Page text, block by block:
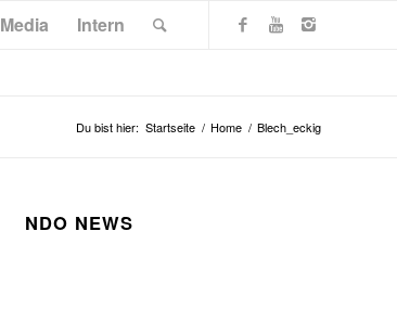
Media Intern
Du bist hier: Startseite / Home / Blech_eckig
NDO NEWS